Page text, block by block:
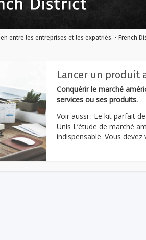
entre les entreprises et les expatriés. - French
Lancer un produit
Conquérir le marché
services ou ses produits.
Voir aussi : Le kit parfait
Unis L’étude de marché
indispensable. Vous devez